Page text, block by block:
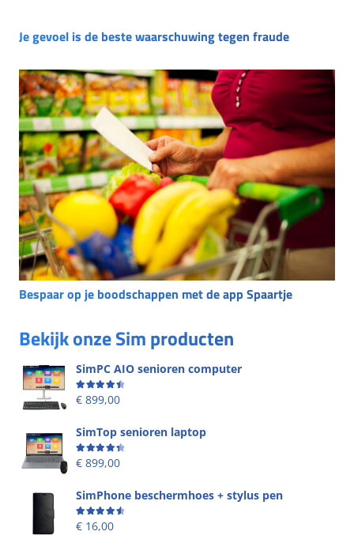
Je gevoel is de beste waarschuwing tegen fraude
Bespaar op je boodschappen met de app Spaartje
Bekijk onze Sim producten
SimPC AIO senioren computer
Beoordeling
€ 899,00
SimTop senioren laptop
Beoordeling
€ 899,00
SimPhone beschermhoes + stylus pen
Beoordeling
€ 16,00